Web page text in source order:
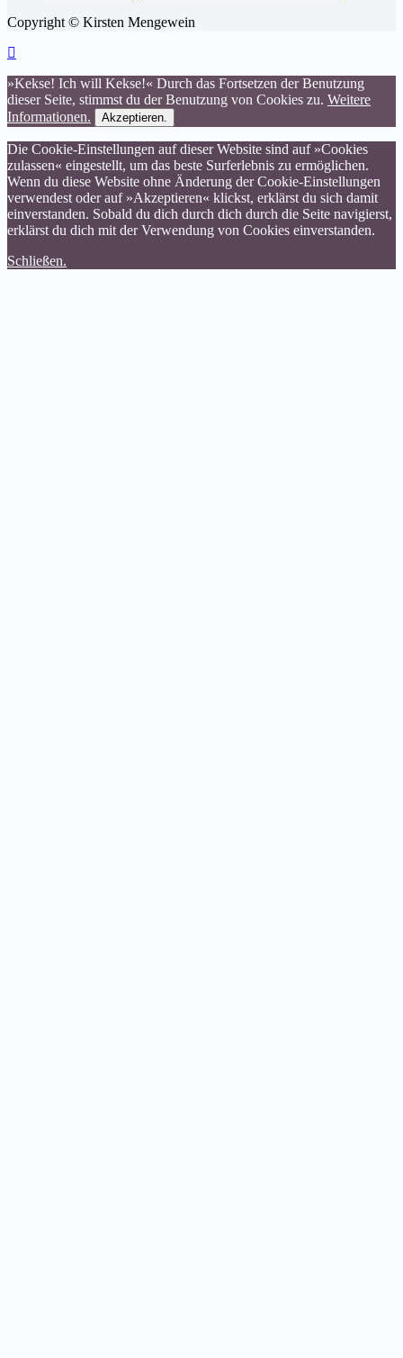
Copyright © Kirsten Mengewein
»Kekse! Ich will Kekse!« Durch das Fortsetzen der Benutzung
dieser Seite, stimmst du der Benutzung von Cookies zu. Weitere
Informationen.
Akzeptieren.
Die Cookie-Einstellungen auf dieser Website sind auf »Cookies
zulassen« eingestellt, um das beste Surferlebnis zu ermöglichen.
Wenn du diese Website ohne Änderung der Cookie-Einstellungen
verwendest oder auf »Akzeptieren« klickst, erklärst du sich damit
einverstanden. Sobald du dich durch dich durch die Seite navigierst,
erklärst du dich mit der Verwendung von Cookies einverstanden.
Schließen.